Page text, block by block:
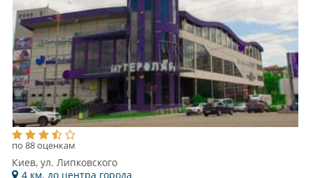
по 88 оценкам
Киев, ул. Липковского
4 км. до центра города